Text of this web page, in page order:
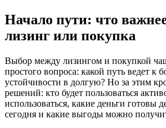
Начало пути: что
лизинг или покупка
Выбор между лизингом и покупкой
простого вопроса: какой путь ведет к
устойчивости в долгую? Но за этим
решений: кто будет пользоваться
использоваться, какие деньги готовы
сегодня и какие выгоды можно